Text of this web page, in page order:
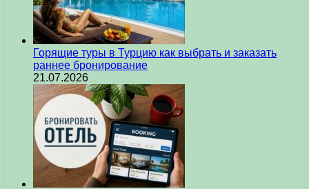
Горящие туры в Турцию как выбрать и заказать
раннее бронирование
21.07.2026